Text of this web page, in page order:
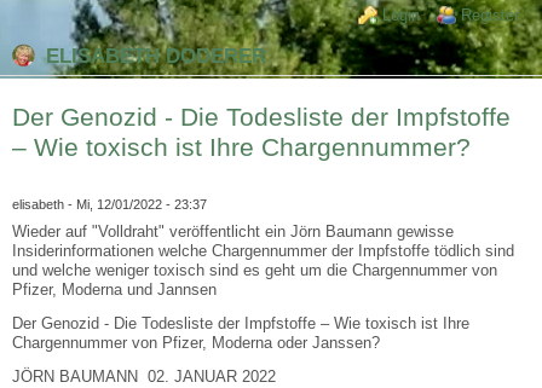
Login links
Login Register
ELISABETH DODERER
Der Genozid - Die Todesliste der Impfstoffe
– Wie toxisch ist Ihre Chargennummer?
elisabeth - Mi, 12/01/2022 - 23:37
Wieder auf "Volldraht" veröffentlicht ein Jörn Baumann gewisse
Insiderinformationen welche Chargennummer der Impfstoffe tödlich sind
und welche weniger toxisch sind es geht um die Chargennummer von
Pfizer, Moderna und Jannsen
Der Genozid - Die Todesliste der Impfstoffe – Wie toxisch ist Ihre
Chargennummer von Pfizer, Moderna oder Janssen?
JÖRN BAUMANN 02. JANUAR 2022